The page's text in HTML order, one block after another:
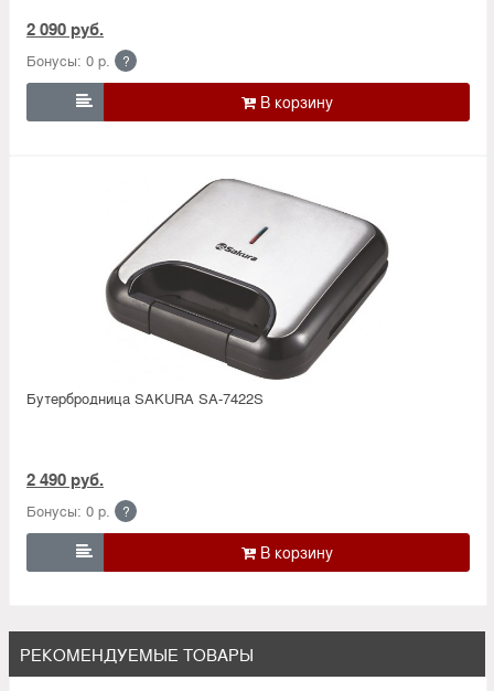
2 090 руб.
Бонусы: 0 р. ?

Бутербродница SAKURA SA-7422S
2 490 руб.
Бонусы: 0 р. ?

РЕКОМЕНДУЕМЫЕ ТОВАРЫ